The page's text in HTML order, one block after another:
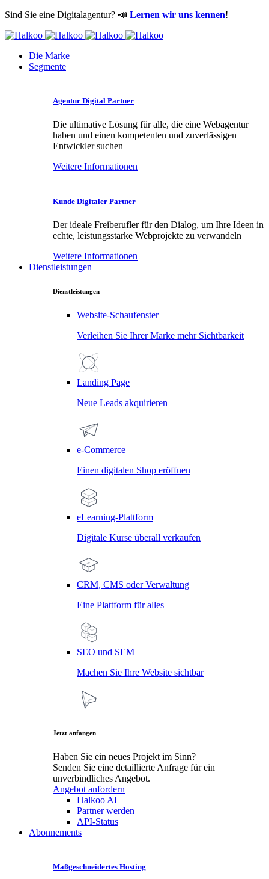
Sind Sie eine Digitalagentur? 📣 Lernen wir uns kennen!
Die Marke
Segmente
Agentur Digital Partner
Die ultimative Lösung für alle, die eine Webagentur
haben und einen kompetenten und zuverlässigen
Entwickler suchen
Weitere Informationen
Kunde Digitaler Partner
Der ideale Freiberufler für den Dialog, um Ihre Ideen in
echte, leistungsstarke Webprojekte zu verwandeln
Weitere Informationen
Dienstleistungen
Dienstleistungen
Website-Schaufenster
Verleihen Sie Ihrer Marke mehr Sichtbarkeit
Landing Page
Neue Leads akquirieren
e-Commerce
Einen digitalen Shop eröffnen
eLearning-Plattform
Digitale Kurse überall verkaufen
CRM, CMS oder Verwaltung
Eine Plattform für alles
SEO und SEM
Machen Sie Ihre Website sichtbar
Jetzt anfangen
Haben Sie ein neues Projekt im Sinn?
Senden Sie eine detaillierte Anfrage für ein
unverbindliches Angebot.
Angebot anfordern
Halkoo AI
Partner werden
API-Status
Abonnements
Maßgeschneidertes Hosting